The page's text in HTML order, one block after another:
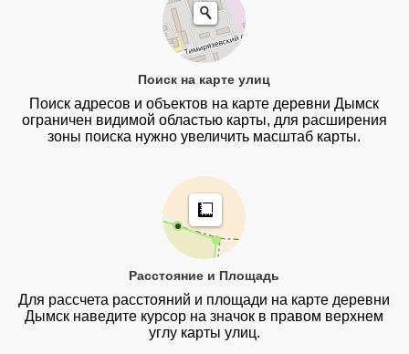
Поиск на карте улиц
Поиск адресов и объектов на карте деревни Дымск
ограничен видимой областью карты, для расширения
зоны поиска нужно увеличить масштаб карты.
Расстояние и Площадь
Для рассчета расстояний и площади на карте деревни
Дымск наведите курсор на значок в правом верхнем
углу карты улиц.